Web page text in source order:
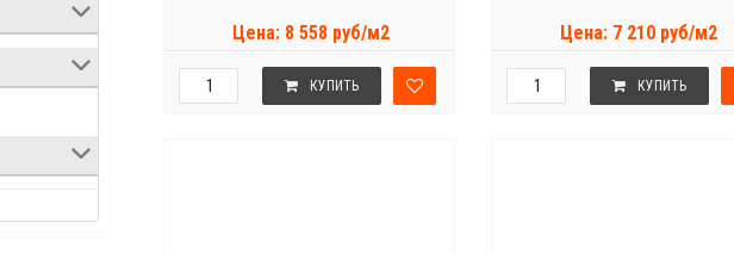
Цена: 8 558 руб/м2
КУПИТЬ
Цена: 7 210 руб/м2
КУПИТЬ